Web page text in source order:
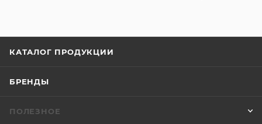
КАТАЛОГ ПРОДУКЦИИ
БРЕНДЫ
ПОЛЕЗНОЕ